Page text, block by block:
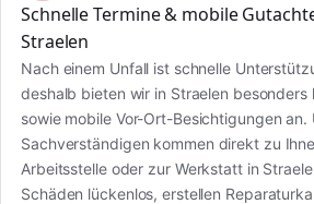
Schnelle Termine & mobile
Straelen
Nach einem Unfall ist schnelle
deshalb bieten wir in Straelen
sowie mobile Vor-Ort-Besichtigungen an.
Sachverständigen kommen direkt zu
Arbeitsstelle oder zur Werkstatt in
Schäden lückenlos, erstellen